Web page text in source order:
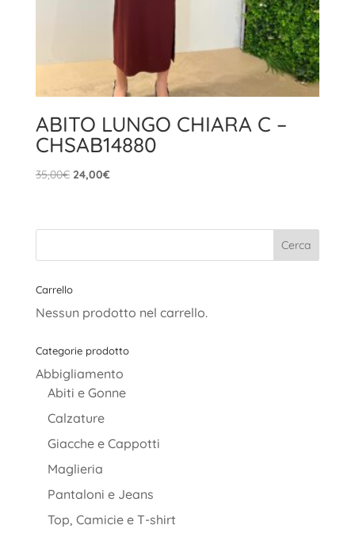
ABITO LUNGO CHIARA C –
CHSAB14880
35,00€ Il
era:
24,00€Il
è:
Carrello
Nessun prodotto nel carrello.
Categorie prodotto
Abbigliamento
Abiti e Gonne
Calzature
Giacche e Cappotti
Maglieria
Pantaloni e Jeans
Top, Camicie e T-shirt